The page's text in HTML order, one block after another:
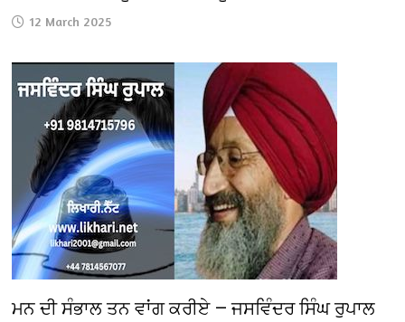
12 March 2025
ਮਨ ਦੀ ਸੰਭਾਲ ਤਨ ਵਾਂਗ ਕਰੀਏ — ਜਸਵਿੰਦਰ ਸਿੰਘ ਰੁਪਾਲ